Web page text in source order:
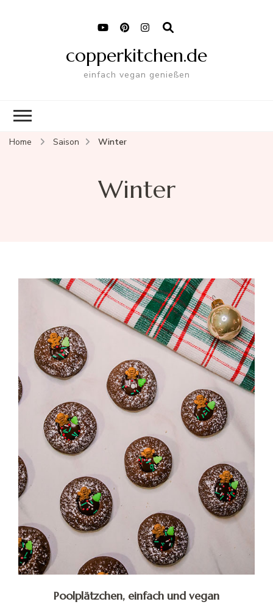
copperkitchen.de
einfach vegan genießen
Home Saison Winter
Winter
Poolplätzchen, einfach und vegan